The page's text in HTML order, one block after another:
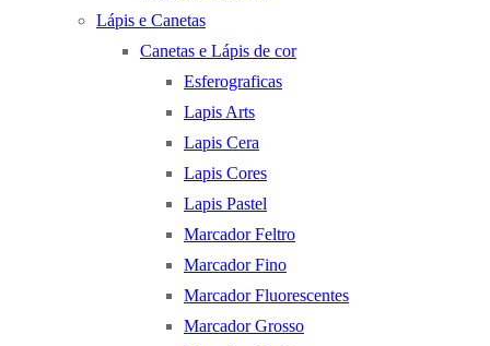
Lápis e Canetas
Canetas e Lápis de cor
Esferograficas
Lapis Arts
Lapis Cera
Lapis Cores
Lapis Pastel
Marcador Feltro
Marcador Fino
Marcador Fluorescentes
Marcador Grosso